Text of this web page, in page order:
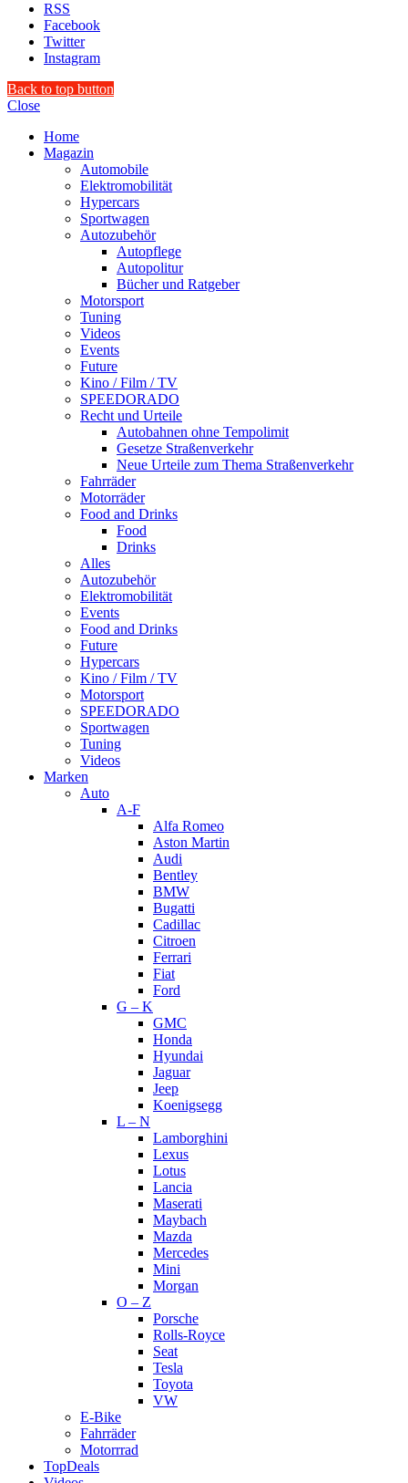
RSS
Facebook
Twitter
Instagram
Back to top button
Close
Home
Magazin
Automobile
Elektromobilität
Hypercars
Sportwagen
Autozubehör
Autopflege
Autopolitur
Bücher und Ratgeber
Motorsport
Tuning
Videos
Events
Future
Kino / Film / TV
SPEEDORADO
Recht und Urteile
Autobahnen ohne Tempolimit
Gesetze Straßenverkehr
Neue Urteile zum Thema Straßenverkehr
Fahrräder
Motorräder
Food and Drinks
Food
Drinks
Alles
Autozubehör
Elektromobilität
Events
Food and Drinks
Future
Hypercars
Kino / Film / TV
Motorsport
SPEEDORADO
Sportwagen
Tuning
Videos
Marken
Auto
A-F
Alfa Romeo
Aston Martin
Audi
Bentley
BMW
Bugatti
Cadillac
Citroen
Ferrari
Fiat
Ford
G – K
GMC
Honda
Hyundai
Jaguar
Jeep
Koenigsegg
L – N
Lamborghini
Lexus
Lotus
Lancia
Maserati
Maybach
Mazda
Mercedes
Mini
Morgan
O – Z
Porsche
Rolls-Royce
Seat
Tesla
Toyota
VW
E-Bike
Fahrräder
Motorrrad
TopDeals